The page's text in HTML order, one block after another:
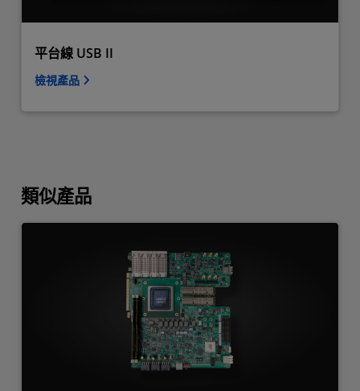
平台線 USB II
檢視產品
類似產品